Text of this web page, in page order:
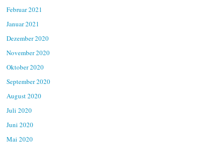
Februar 2021
Januar 2021
Dezember 2020
November 2020
Oktober 2020
September 2020
August 2020
Juli 2020
Juni 2020
Mai 2020